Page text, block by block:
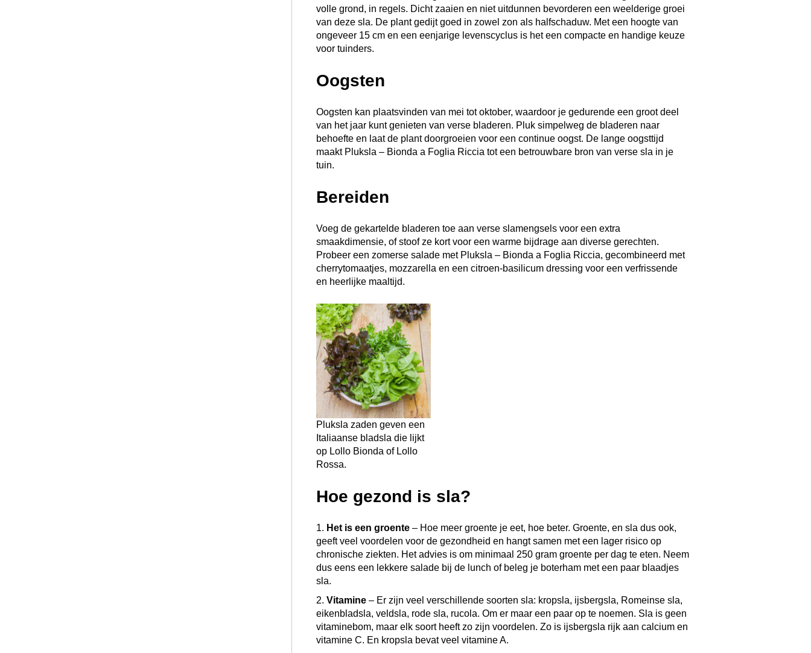
volle grond, in regels. Dicht zaaien en niet uitdunnen bevorderen een weelderige groei
van deze sla. De plant gedijt goed in zowel zon als halfschaduw. Met een hoogte van
ongeveer 15 cm en een eenjarige levenscyclus is het een compacte en handige keuze
voor tuinders.
Oogsten
Oogsten kan plaatsvinden van mei tot oktober, waardoor je gedurende een groot deel
van het jaar kunt genieten van verse bladeren. Pluk simpelweg de bladeren naar
behoefte en laat de plant doorgroeien voor een continue oogst. De lange oogsttijd
maakt Pluksla – Bionda a Foglia Riccia tot een betrouwbare bron van verse sla in je
tuin.
Bereiden
Voeg de gekartelde bladeren toe aan verse slamengsels voor een extra
smaakdimensie, of stoof ze kort voor een warme bijdrage aan diverse gerechten.
Probeer een zomerse salade met Pluksla – Bionda a Foglia Riccia, gecombineerd met
cherrytomaatjes, mozzarella en een citroen-basilicum dressing voor een verfrissende
en heerlijke maaltijd.
Pluksla zaden geven een
Italiaanse bladsla die lijkt
op Lollo Bionda of Lollo
Rossa.
Hoe gezond is sla?
Het is een groente – Hoe meer groente je eet, hoe beter. Groente, en sla dus ook,
geeft veel voordelen voor de gezondheid en hangt samen met een lager risico op
chronische ziekten. Het advies is om minimaal 250 gram groente per dag te eten. Neem
dus eens een lekkere salade bij de lunch of beleg je boterham met een paar blaadjes
sla.
Vitamine – Er zijn veel verschillende soorten sla: kropsla, ijsbergsla, Romeinse sla,
eikenbladsla, veldsla, rode sla, rucola. Om er maar een paar op te noemen. Sla is geen
vitaminebom, maar elk soort heeft zo zijn voordelen. Zo is ijsbergsla rijk aan calcium en
vitamine C. En kropsla bevat veel vitamine A.